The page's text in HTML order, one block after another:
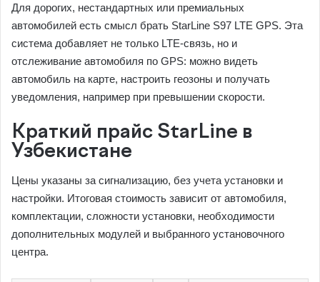
Для дорогих, нестандартных или премиальных
автомобилей есть смысл брать StarLine S97 LTE GPS. Эта
система добавляет не только LTE-связь, но и
отслеживание автомобиля по GPS: можно видеть
автомобиль на карте, настроить геозоны и получать
уведомления, например при превышении скорости.
Краткий прайс StarLine в
Узбекистане
Цены указаны за сигнализацию, без учета установки и
настройки. Итоговая стоимость зависит от автомобиля,
комплектации, сложности установки, необходимости
дополнительных модулей и выбранного установочного
центра.